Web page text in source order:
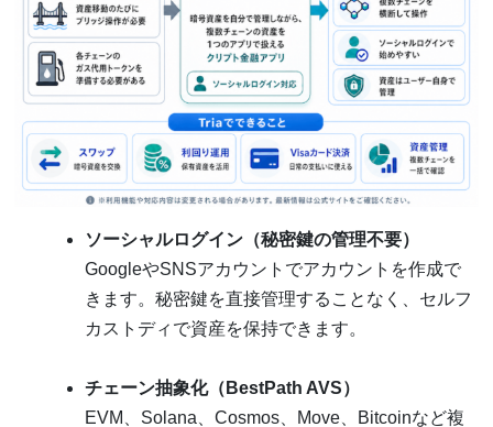
ソーシャルログイン（秘密鍵の管理不要）
GoogleやSNSアカウントでアカウントを作成で
きます。秘密鍵を直接管理することなく、セルフ
カストディで資産を保持できます。
チェーン抽象化（BestPath AVS）
EVM、Solana、Cosmos、Move、Bitcoinなど複